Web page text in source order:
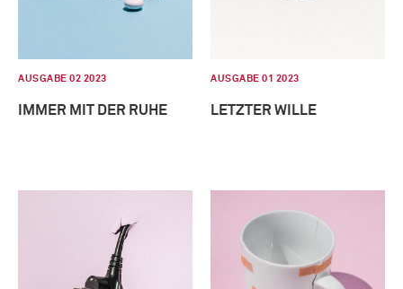
AUSGABE 02 2023
IMMER MIT DER RUHE
AUSGABE 01 2023
LETZTER WILLE